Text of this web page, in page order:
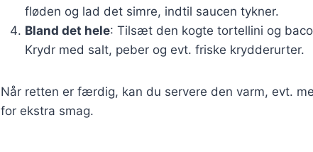
fløden og lad det simre, indtil saucen tykner.
Bland det hele: Tilsæt den kogte tortellini og
Krydr med salt, peber og evt. friske krydderurter.
Når retten er færdig, kan du servere den varm, evt.
for ekstra smag.